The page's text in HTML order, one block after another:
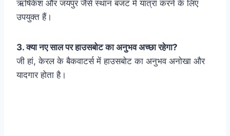
ऋषिकेश और जयपुर जैसे स्थान बजट में यात्रा करने के लिए
उपयुक्त हैं।
3. क्या नए साल पर हाउसबोट का अनुभव अच्छा रहेगा?
जी हां, केरल के बैकवाटर्स में हाउसबोट का अनुभव अनोखा और
यादगार होता है।